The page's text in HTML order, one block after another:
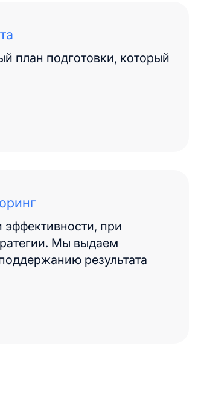
план подготовки, который
при
Мы выдаем
результата